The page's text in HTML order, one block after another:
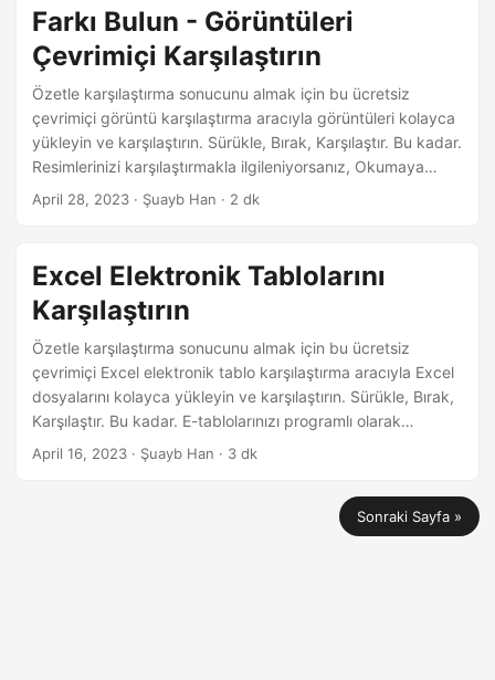
Farkı Bulun - Görüntüleri
Çevrimiçi Karşılaştırın
Özetle karşılaştırma sonucunu almak için bu ücretsiz
çevrimiçi görüntü karşılaştırma aracıyla görüntüleri kolayca
yükleyin ve karşılaştırın. Sürükle, Bırak, Karşılaştır. Bu kadar.
Resimlerinizi karşılaştırmakla ilgileniyorsanız, Okumaya
Devam Edin …
April 28, 2023 · Şuayb Han · 2 dk
Excel Elektronik Tablolarını
Karşılaştırın
Özetle karşılaştırma sonucunu almak için bu ücretsiz
çevrimiçi Excel elektronik tablo karşılaştırma aracıyla Excel
dosyalarını kolayca yükleyin ve karşılaştırın. Sürükle, Bırak,
Karşılaştır. Bu kadar. E-tablolarınızı programlı olarak
karşılaştırmakla ilgileniyorsanız, Okumaya Devam Edin…
April 16, 2023 · Şuayb Han · 3 dk
Sonraki Sayfa »